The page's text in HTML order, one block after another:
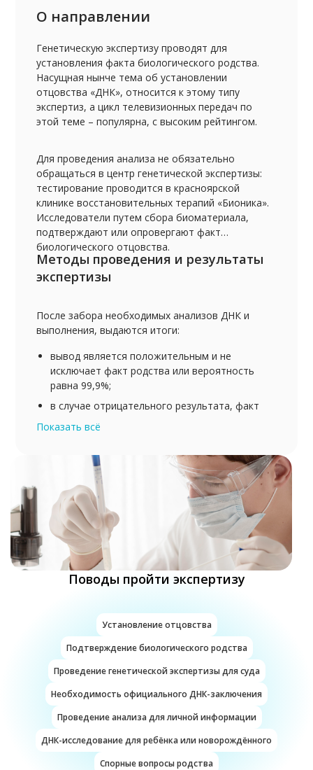
О направлении
Генетическую экспертизу проводят для
установления факта биологического родства.
Насущная нынче тема об установлении
отцовства «ДНК», относится к этому типу
экспертиз, а цикл телевизионных передач по
этой теме – популярна, с высоким рейтингом.
Для проведения анализа не обязательно
обращаться в центр генетической экспертизы:
тестирование проводится в красноярской
клинике восстановительных терапий «Бионика».
Исследователи путем сбора биоматериала,
подтверждают или опровергают факт
биологического отцовства.
Методы проведения и результаты
экспертизы
После забора необходимых анализов ДНК и
выполнения, выдаются итоги:
вывод является положительным и не
исключает факт родства или вероятность
равна 99,9%;
в случае отрицательного результата, факт
отцовства, родства исключается или
возможность равняется 0%).
Исследуя геном испытуемых, экспертизой
определяется принадлежность биологического
материала конкретным лицам и, таким образом,
определяет процент их родства. Для
исследования могут использовать любые
биологические материалы. Это может быть
образец буквального эпителия, отражающего
физиологические и патофизиологические
процессы испытуемых, например слюна.
берут в лабораториях.
Показать всё
Поводы пройти экспертизу
Установление отцовства
Подтверждение биологического родства
Проведение генетической экспертизы для суда
Необходимость официального ДНК-заключения
Проведение анализа для личной информации
ДНК-исследование для ребёнка или новорождённого
Спорные вопросы родства